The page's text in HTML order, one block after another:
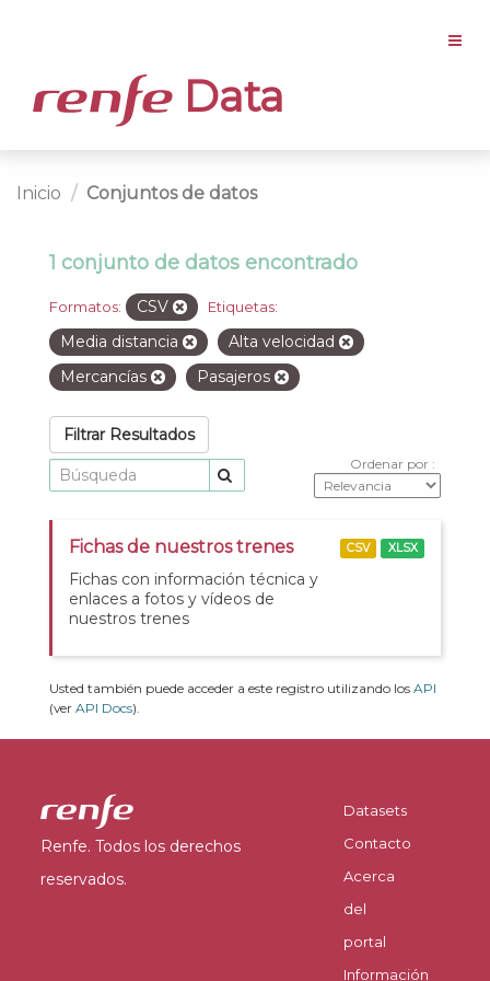
Data
Inicio Conjuntos de datos
1 conjunto de datos encontrado
Formatos: CSV Etiquetas:
Media distancia
Alta velocidad
Mercancías
Pasajeros
Filtrar Resultados
Ordenar por
Fichas de nuestros trenes
Fichas con información técnica y
enlaces a fotos y vídeos de
nuestros trenes
CSV XLSX
Usted también puede acceder a este registro utilizando los API
(ver API Docs).
Renfe. Todos los derechos
reservados.
Datasets
Contacto
Acerca
del
portal
Información